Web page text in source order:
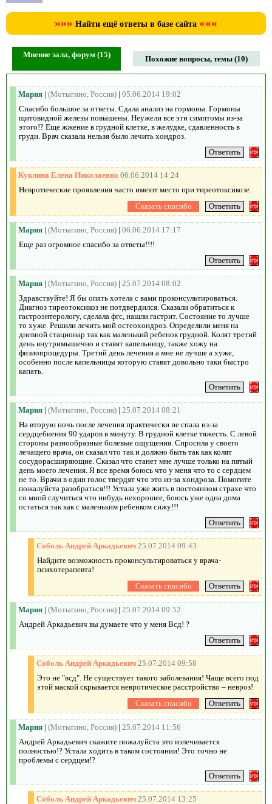
»»» Найти ещё ответы в базе сайта «««
Мнение зала, форум (15) Похожие вопросы, темы (10)
Мария | (Мотыгино, Россия) | 05.06.2014 19:02
Спасибо большое за ответы. Сдала анализ на гормоны. Гормоны
щитовидной железы повышены. Неужели все эти симптомы из-за
этого!? Еще жжение в грудной клетке, в желудке, сдавленность в
груди. Врач сказала нельзя было лечить хондроз.
Куклина Елена Николаевна 06.06.2014 14:24
Невротические проявления часто имеют место при тиреотоксикозе.
Мария | (Мотыгино, Россия) | 06.06.2014 17:17
Еще раз огромное спасибо за ответы!!!!
Мария | (Мотыгино, Россия) | 25.07.2014 08:02
Здравствуйте! Я бы опять хотела с вами проконсультироваться.
Диагноз тиреотоксикоз не потдвердился. Сказали обратиться к
гастроэнтерологу, сделала фгс, нашли гастрит. Состояние то лучше
то хуже. Решили лечить мой остеохондроз. Определили меня на
дневной стационар так как маленький ребенок грудной. Колят третий
день внутримышечно и ставят капельницу, также хожу на
физиопроцедуры. Третий день лечения а мне не лучше а хуже,
особенно после капельницы которую ставят довольно таки быстро
капать.
Мария | (Мотыгино, Россия) | 25.07.2014 08:21
На вторую ночь после лечения практически не спала из-за
сердцебиения 90 ударов в минуту. В грудной клетке тяжесть. С левой
стороны разнообразные болевые ощущения. Спросила у своего
лечащего врача, он сказал что так и должно быть так как колят
сосудорасширяющие. Сказал что станет мне лучше только на пятый
день моего лечения. Я все время боюсь что у меня что то с сердцем
не то. Врачи в один голос твердят что это из-за хондроза. Помогите
пожалуйста разобраться!!! Устала уже жить в постоянном страхе что
со мной случиться что нибудь нехорошее, боюсь уже одна дома
остаться так как с маленьким ребенком сижу!!!
Соболь Андрей Аркадьевич 25.07.2014 09:43
Найдите возможность проконсультироваться у врача-
психотерапевта!
Мария | (Мотыгино, Россия) | 25.07.2014 09:52
Андрей Аркадьевич вы думаете что у меня Всд! ?
Соболь Андрей Аркадьевич 25.07.2014 09:58
Это не "всд". Не существует такого заболевания! Чаще всего под
этой маской скрывается невротическое расстройство – невроз!
Мария | (Мотыгино, Россия) | 25.07.2014 11:56
Андрей Аркадьевич скажите пожалуйста это излечивается
полностью!? Устала ходить в таком состоянии! Это точно не
проблемы с сердцем!?
Соболь Андрей Аркадьевич 25.07.2014 13:25